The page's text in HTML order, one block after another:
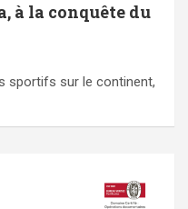
à la conquête du
sportifs sur le continent,